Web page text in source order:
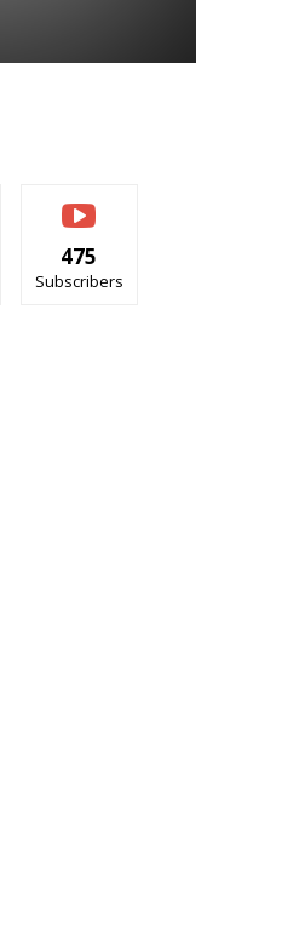
475
Subscribers